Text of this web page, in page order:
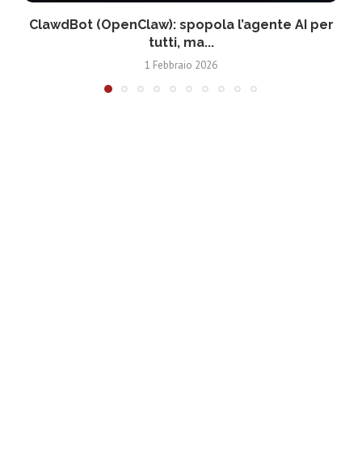
ClawdBot (OpenClaw): spopola l’agente AI per
tutti, ma...
1 Febbraio 2026